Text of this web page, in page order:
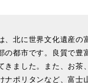
、北に世界文化遺産の
の都市です。良質で豊
きました。また、お茶
ナポリタンなど、富士